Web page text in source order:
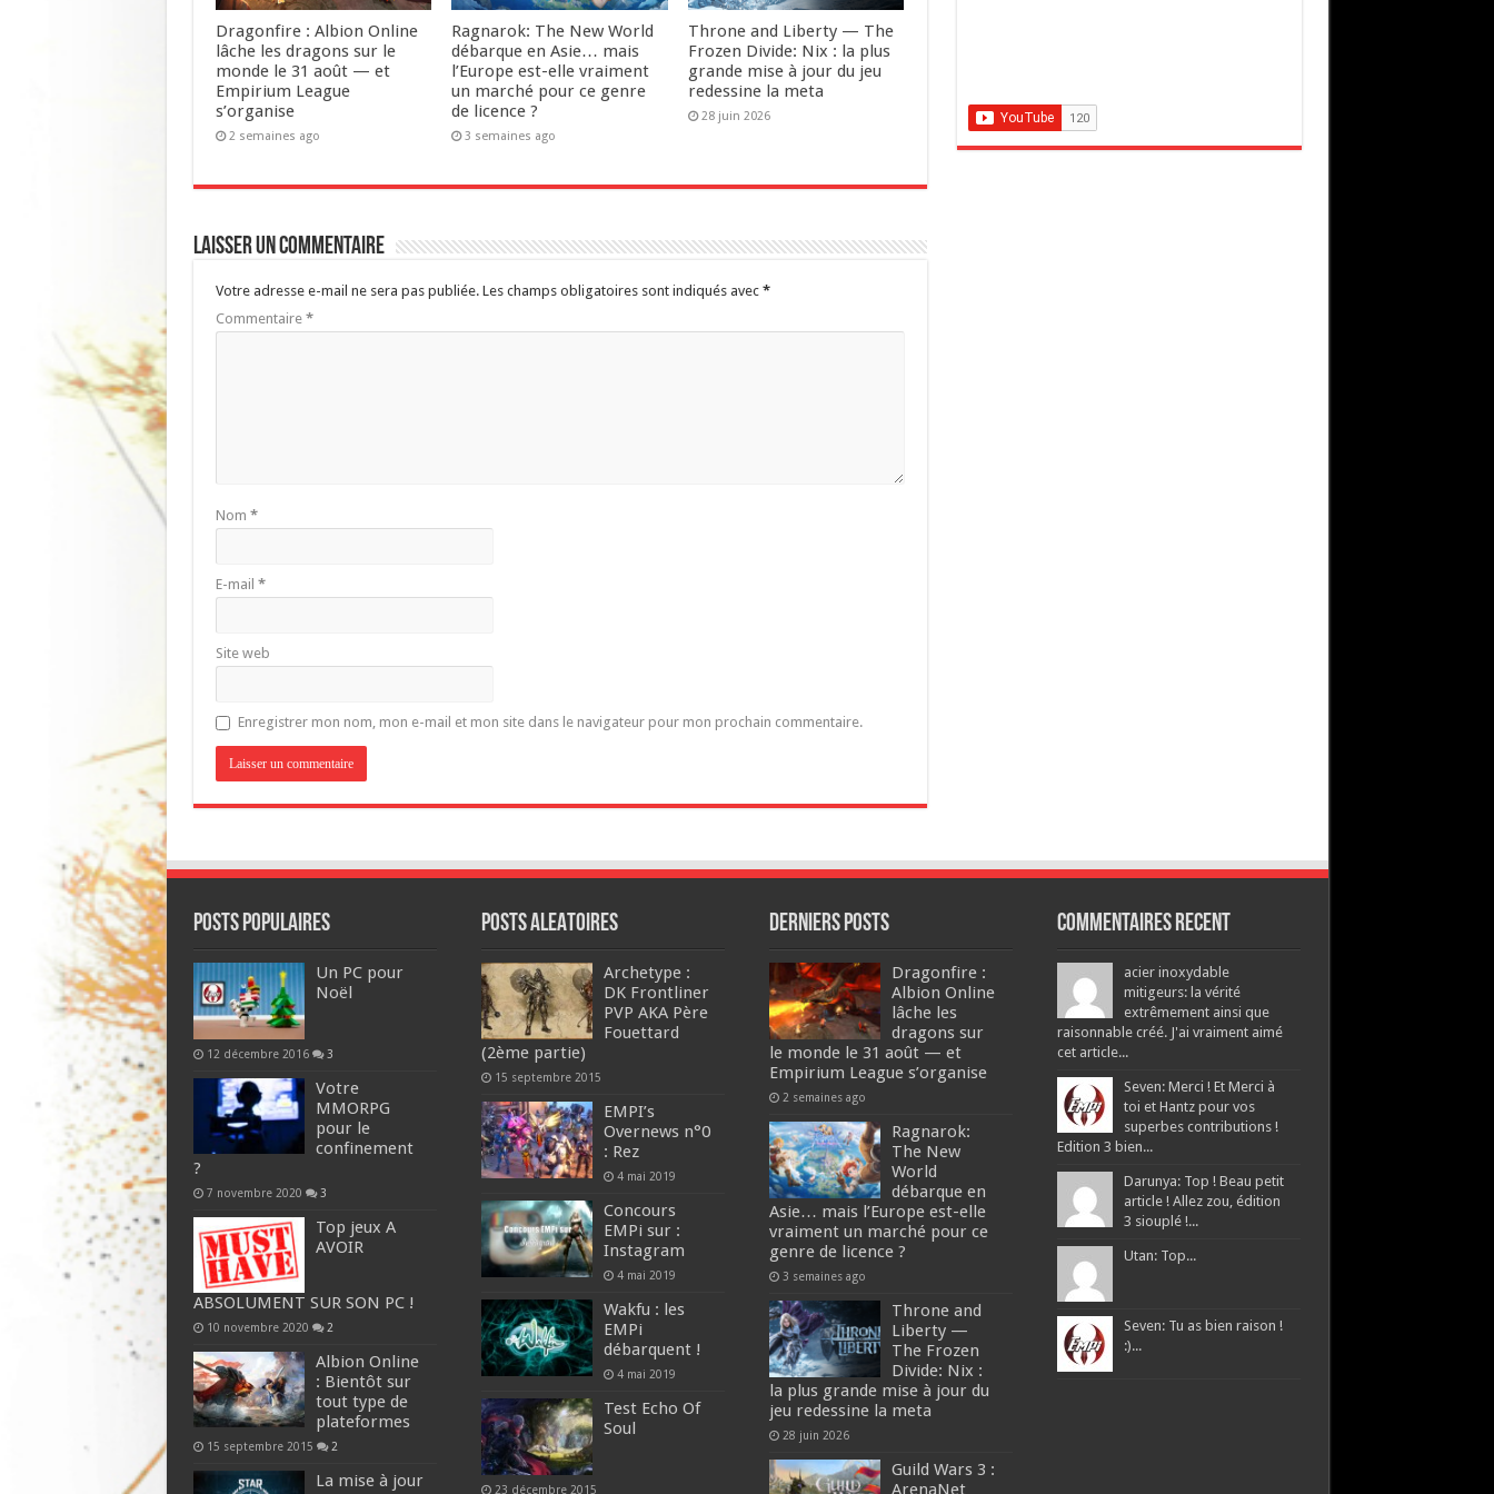
Dragonfire : Albion Online
lâche les dragons sur le
monde le 31 août — et
Empirium League
s’organise
2 semaines ago
Ragnarok: The New World
débarque en Asie… mais
l’Europe est-elle vraiment
un marché pour ce genre
de licence ?
3 semaines ago
Throne and Liberty — The
Frozen Divide: Nix : la plus
grande mise à jour du jeu
redessine la meta
28 juin 2026
Laisser un commentaire
Votre adresse e-mail ne sera pas publiée. Les champs obligatoires sont indiqués avec *
Commentaire *
Nom *
E-mail *
Site web
Enregistrer mon nom, mon e-mail et mon site dans le navigateur pour mon prochain commentaire.
POSTS POPULAIRES
Un PC pour
Noël
12 décembre 2016 3
Votre
MMORPG
pour le
confinement
?
7 novembre 2020 3
Top jeux A
AVOIR
ABSOLUMENT SUR SON PC !
10 novembre 2020 2
Albion Online
: Bientôt sur
tout type de
plateformes
15 septembre 2015 2
La mise à jour
Posts ALEATOIRES
Archetype :
DK Frontliner
PVP AKA Père
Fouettard
(2ème partie)
15 septembre 2015
EMPI’s
Overnews n°0
: Rez
4 mai 2019
Concours
EMPi sur :
Instagram
4 mai 2019
Wakfu : les
EMPi
débarquent !
4 mai 2019
Test Echo Of
Soul
23 décembre 2015
DERNIERS Posts
Dragonfire :
Albion Online
lâche les
dragons sur
le monde le 31 août — et
Empirium League s’organise
2 semaines ago
Ragnarok:
The New
World
débarque en
Asie… mais l’Europe est-elle
vraiment un marché pour ce
genre de licence ?
3 semaines ago
Throne and
Liberty —
The Frozen
Divide: Nix :
la plus grande mise à jour du
jeu redessine la meta
28 juin 2026
Guild Wars 3 :
ArenaNet
Commentaires recent
acier inoxydable
mitigeurs: la vérité
extrêmement ainsi que
raisonnable créé. J'ai vraiment aimé
cet article...
Seven: Merci ! Et Merci à
toi et Hantz pour vos
superbes contributions !
Edition 3 bien...
Darunya: Top ! Beau petit
article ! Allez zou, édition
3 siouplé !...
Utan: Top...
Seven: Tu as bien raison !
:)...